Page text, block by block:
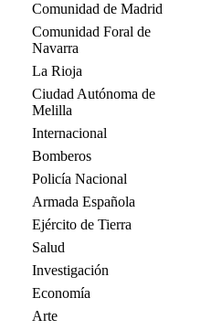
Comunidad de Madrid
Comunidad Foral de
Navarra
La Rioja
Ciudad Autónoma de
Melilla
Internacional
Bomberos
Policía Nacional
Armada Española
Ejército de Tierra
Salud
Investigación
Economía
Arte